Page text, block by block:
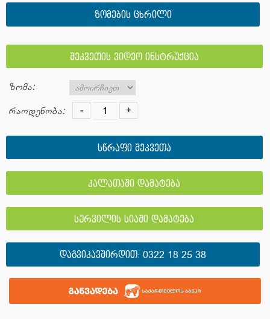
ᲖᲝᲛᲔᲑᲘᲡ ᲪᲮᲠᲘᲚᲘ
შეკვეთის ვიდეო ინსტრუქცია
ზომა:
რაოდენობა: - +
სწრაფი შეკვეთა
კალათაში დამატება
სურვილის სიაში დამატება
ᲓᲐᲒᲕᲘᲙᲐᲕᲨᲘᲠᲓᲘᲗ:0322 18 25 38